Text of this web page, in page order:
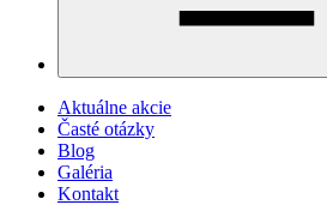
Aktuálne akcie
Časté otázky
Blog
Galéria
Kontakt